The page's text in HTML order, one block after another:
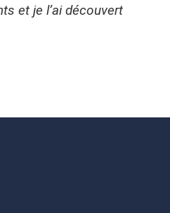
et je l’ai découvert